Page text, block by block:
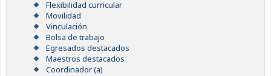
Flexibilidad curricular
Movilidad
Vinculación
Bolsa de trabajo
Egresados destacados
Maestros destacados
Coordinador (a)